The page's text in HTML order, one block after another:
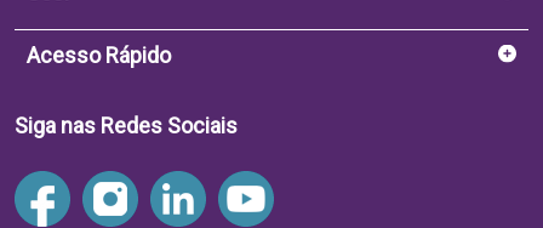
Acesso Rápido
Siga nas Redes Sociais